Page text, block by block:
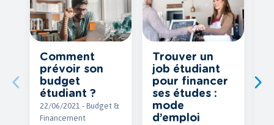
Comment
prévoir son
budget
étudiant ?
22/06/2021 - Budget &
Financement
Trouver un
job étudiant
pour financer
ses études :
mode
d’emploi